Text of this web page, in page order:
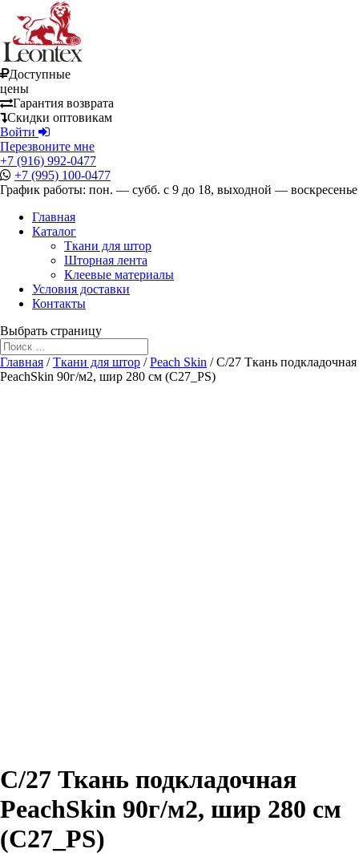
Доступные
цены
Гарантия возврата
Скидки оптовикам
Войти
Перезвоните мне
+7 (916) 992-0477
+7 (995) 100-0477
График работы: пон. — субб. с 9 до 18, выходной — воскресенье
Главная
Каталог
Ткани для штор
Шторная лента
Клеевые материалы
Условия доставки
Контакты
Выбрать страницу
Главная /Ткани для штор /Peach Skin / C/27 Ткань подкладочная
PeachSkin 90г/м2, шир 280 см (C27_PS)
C/27 Ткань подкладочная
PeachSkin 90г/м2, шир 280 см
(C27_PS)